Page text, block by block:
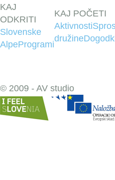
KAJ
ODKRITI
Slovenske
AlpeProgrami
KAJ POČETI
Aktivnosti
družine
© 2009 - AV studio